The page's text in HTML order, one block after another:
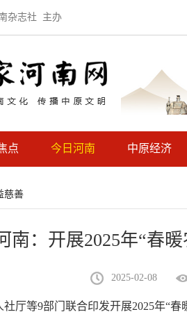
杂志社 主办
点 今日河南 中原经济
慈善
南：开展2025年“春
2025-02-08
社厅等9部门联合印发开展2025年“春